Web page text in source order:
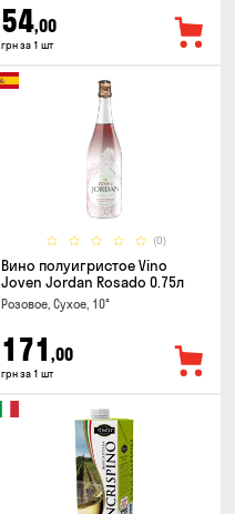
54,00
грн за 1 шт
(0)
Вино полуигристое Vino
Joven Jordan Rosado 0.75л
Розовое, Сухое, 10°
171 ,00
грн за 1 шт